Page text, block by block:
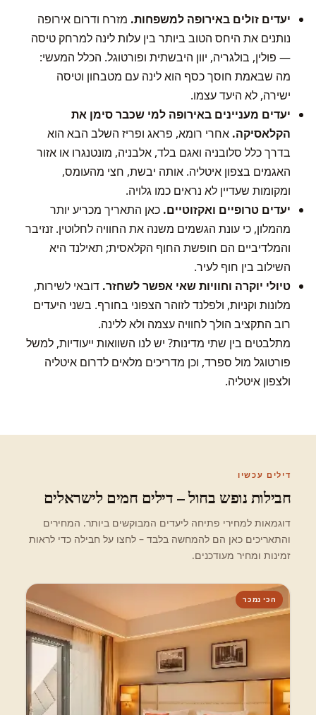
יעדים זולים באירופה למשפחות. מזרח ודרום אירופה
נותנים את היחס הטוב ביותר בין עלות לינה למרחק טיסה
— פולין, בולגריה, יוון היבשתית ופורטוגל. הכלל המעשי:
מה שבאמת חוסך כסף הוא לינה עם מטבחון וטיסה
ישירה, לא היעד עצמו.
יעדים מעניינים באירופה למי שכבר סימן את
הקלאסיקה. אחרי רומא, פראג ופריז השלב הבא הוא
בדרך כלל סלובניה ואגם בלד, אלבניה, מונטנגרו או אזור
האגמים בצפון איטליה. אותה יבשת, חצי מהעומס,
ומקומות שעדיין לא נראים כמו גלויה.
יעדים טרופיים ואקזוטיים. כאן התאריך מכריע יותר
מהמלון, כי עונת הגשמים משנה את החוויה לחלוטין. זנזיבר
והמלדיביים הם חופשת החוף הקלאסית; תאילנד היא
השילוב בין חוף לעיר.
טיולי יוקרה וחוויות שאי אפשר לשחזר. דובאי לשירות,
מלונות וקניות, ולפלנדלזוהר הצפוני בחורף. בשני היעדים
רוב התקציב הולך לחוויה עצמה ולא ללינה.
מתלבטים בין שתי מדינות? יש לנו השוואות ייעודיות, למשל
פורטוגל מול ספרד, וכן מדריכים מלאים לדרום איטליה
ולצפון איטליה.
דילים עכשיו
חבילות נופש בחול – דילים חמים לישראלים
דוגמאות למחירי פתיחה ליעדים המבוקשים ביותר. המחירים
והתאריכים כאן הם להמחשה בלבד – לחצו על חבילה כדי לראות
זמינות ומחיר מעודכנים.
הכי נמכר